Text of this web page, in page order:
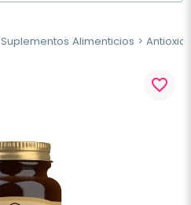
Suplementos Alimenticios
favorite_border